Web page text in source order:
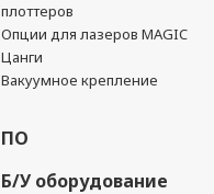
плоттеров
Опции для лазеров MAGIC
Цанги
Вакуумное крепление
ПО
Б/У оборудование